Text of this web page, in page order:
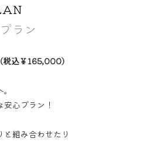
ラン
税込￥165,000)
心プラン！
組み合わせたり